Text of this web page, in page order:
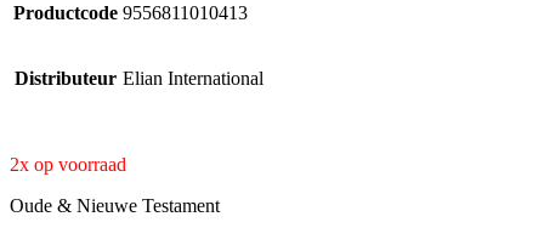
Productcode 9556811010413
Distributeur Elian International
2x op voorraad
Oude & Nieuwe Testament